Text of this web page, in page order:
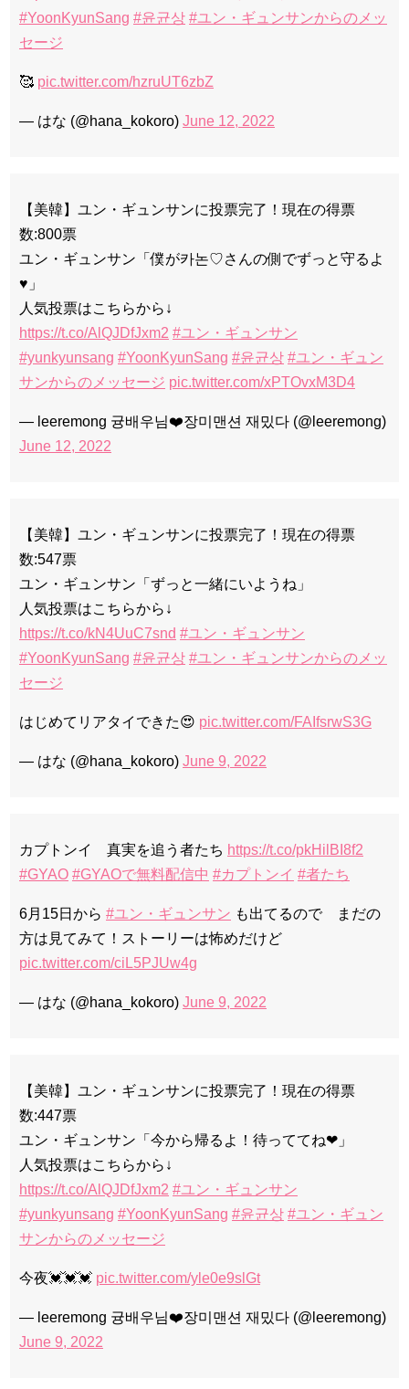
#YoonKyunSang #윤균상 #ユン・ギュンサンからのメッ
セージ
🥰 pic.twitter.com/hzruUT6zbZ
— はな (@hana_kokoro) June 12, 2022
【美韓】ユン・ギュンサンに投票完了！現在の得票
数:800票
ユン・ギュンサン「僕が카논♡さんの側でずっと守るよ
♥」
人気投票はこちらから↓
https://t.co/AlQJDfJxm2 #ユン・ギュンサン
#yunkyunsang #YoonKyunSang #윤균상 #ユン・ギュン
サンからのメッセージ pic.twitter.com/xPTOvxM3D4
— leeremong 귱배우님❤️장미맨션 재밌다 (@leeremong)
June 12, 2022
【美韓】ユン・ギュンサンに投票完了！現在の得票
数:547票
ユン・ギュンサン「ずっと一緒にいようね」
人気投票はこちらから↓
https://t.co/kN4UuC7snd #ユン・ギュンサン
#YoonKyunSang #윤균상 #ユン・ギュンサンからのメッ
セージ
はじめてリアタイできた😍 pic.twitter.com/FAIfsrwS3G
— はな (@hana_kokoro) June 9, 2022
カプトンイ 真実を追う者たち https://t.co/pkHilBI8f2
#GYAO #GYAOで無料配信中 #カプトンイ #者たち
6月15日から #ユン・ギュンサン も出てるので まだの
方は見てみて！ストーリーは怖めだけど
pic.twitter.com/ciL5PJUw4g
— はな (@hana_kokoro) June 9, 2022
【美韓】ユン・ギュンサンに投票完了！現在の得票
数:447票
ユン・ギュンサン「今から帰るよ！待っててね❤」
人気投票はこちらから↓
https://t.co/AlQJDfJxm2 #ユン・ギュンサン
#yunkyunsang #YoonKyunSang #윤균상 #ユン・ギュン
サンからのメッセージ
今夜💓💓💓 pic.twitter.com/yle0e9slGt
— leeremong 귱배우님❤️장미맨션 재밌다 (@leeremong)
June 9, 2022